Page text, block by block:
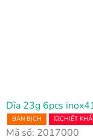
Dĩa 23g 6pcs
BÁN BỊCH 💥CHIẾT
Mã số: 2017000